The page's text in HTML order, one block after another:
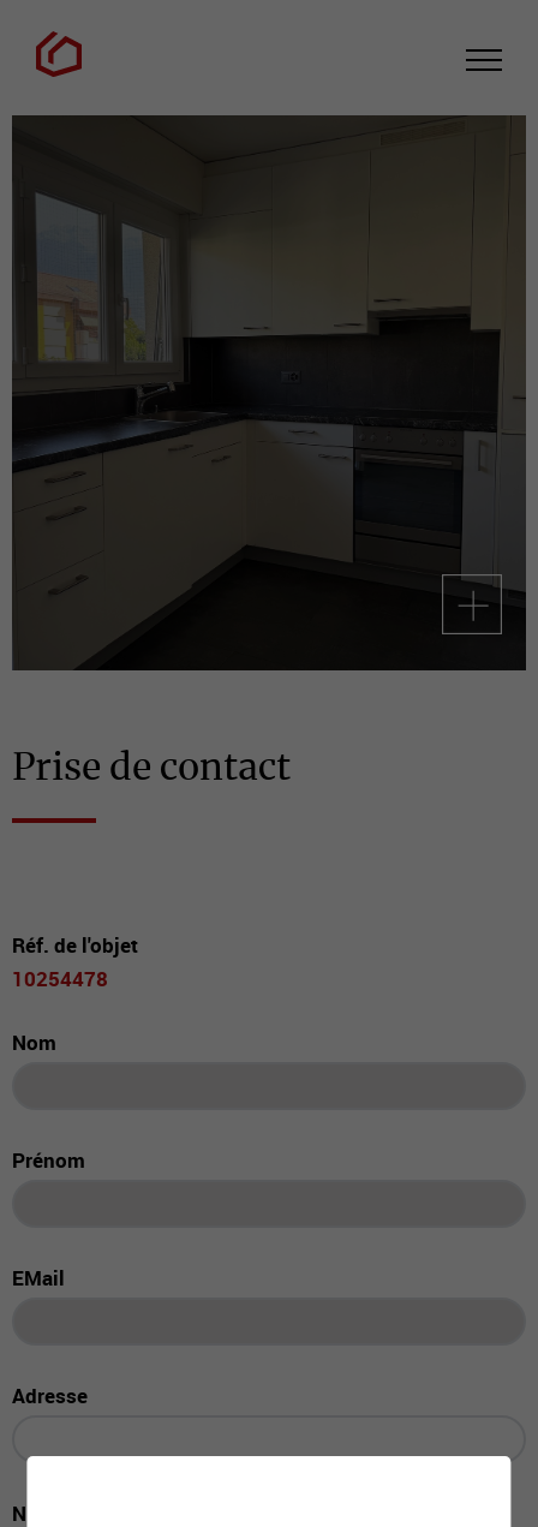
Prise de contact
Réf. de l'objet
10254478
Nom
Prénom
EMail
Adresse
NPA, Localité